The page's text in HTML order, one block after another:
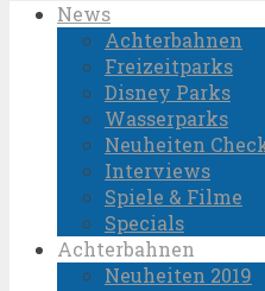
News
Achterbahnen
Freizeitparks
Disney Parks
Wasserparks
Neuheiten
Interviews
Spiele & Filme
Specials
Achterbahnen
Neuheiten 2019